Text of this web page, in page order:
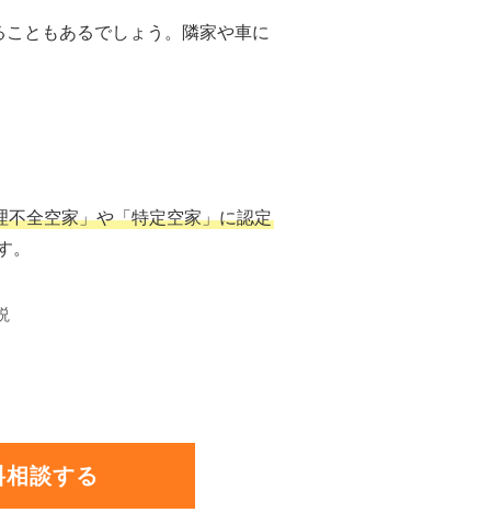
ともあるでしょう。隣家や車に
不全空家」や「特定空家」に認定
。
相談する